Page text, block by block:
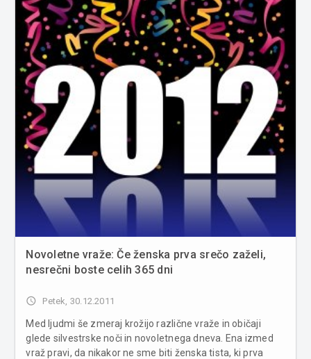
Novoletne vraže: Če ženska prva srečo zaželi,
nesrečni boste celih 365 dni
access_time Petek, 30.12.2011
Med ljudmi še zmeraj krožijo različne vraže in običaji
glede silvestrske noči in novoletnega dneva. Ena izmed
vraž pravi, da nikakor ne sme biti ženska tista, ki prva